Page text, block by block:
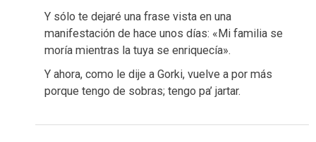
Y sólo te dejaré una frase vista en una
manifestación de hace unos días: «Mi familia se
moría mientras la tuya se enriquecía».
Y ahora, como le dije a Gorki, vuelve a por más
porque tengo de sobras; tengo pa’ jartar.